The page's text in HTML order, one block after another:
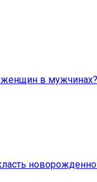
женщин в мужчинах?